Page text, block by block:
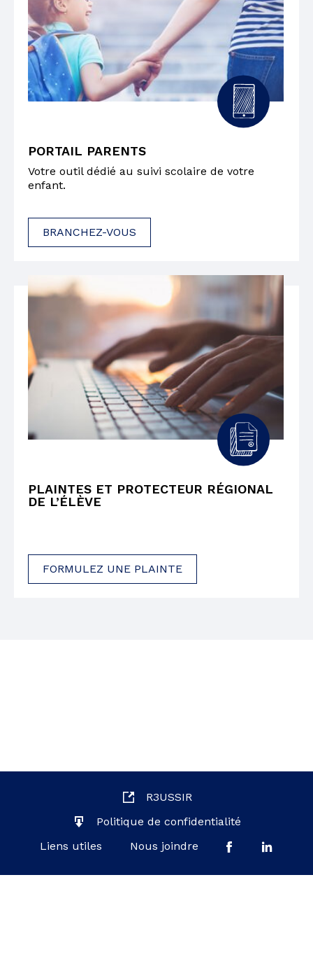
PORTAIL PARENTS
Votre outil dédié au suivi scolaire de votre
enfant.
BRANCHEZ-VOUS
PLAINTES ET PROTECTEUR RÉGIONAL
DE L’ÉLÈVE
FORMULEZ UNE PLAINTE
R3USSIR
Politique de confidentialité
Liens utiles
Nous joindre